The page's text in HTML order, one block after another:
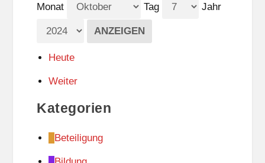
Monat Tag Jahr
Heute
Weiter
Kategorien
Beteiligung